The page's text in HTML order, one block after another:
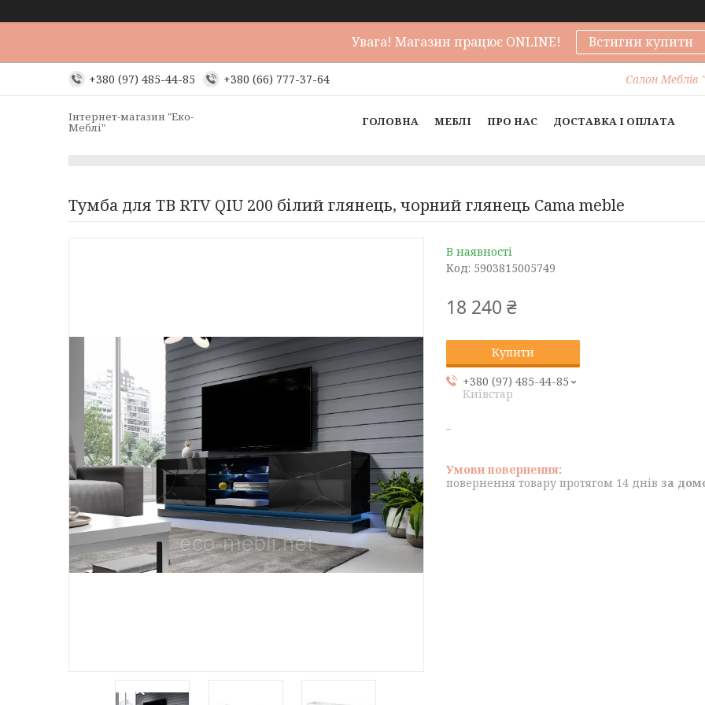
Увага! Магазин працює ONLINE! Встигни купити
+380 (97) 485-44-85 +380 (66) 777-37-64 Салон Меблів
Інтернет-магазин "Еко-
Меблі" ГОЛОВНА МЕБЛІ ПРО НАС ДОСТАВКА І ОПЛАТА
Тумба для ТВ RTV QIU 200 білий глянець, чорний глянець Cama meble
В наявності
Код: 5903815005749
18 240 ₴
Купити
+380 (97) 485-44-85
Київстар
повернення товару протягом 14 днів за